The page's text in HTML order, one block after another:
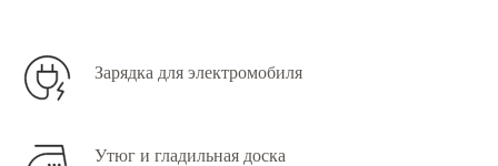
Зарядка для электромобиля
Утюг и гладильная доска